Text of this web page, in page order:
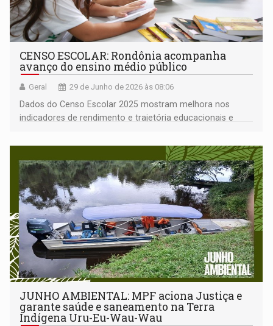
CENSO ESCOLAR: Rondônia acompanha
avanço do ensino médio público
Geral 29 de Junho de 2026 às 08:06
Dados do Censo Escolar 2025 mostram melhora nos
indicadores de rendimento e trajetória educacionais e
JUNHO AMBIENTAL: MPF aciona Justiça e
garante saúde e saneamento na Terra
Indígena Uru-Eu-Wau-Wau